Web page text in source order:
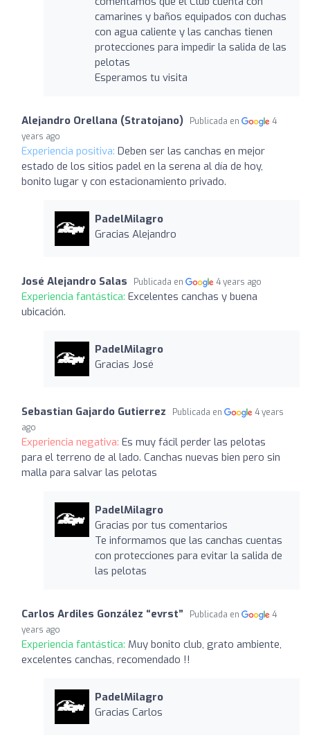
camarines y baños equipados con duchas
con agua caliente y las canchas tienen
protecciones para impedir la salida de las
pelotas
Esperamos tu visita
Alejandro Orellana (Stratojano) Publicada en
4
years ago
Experiencia positiva: Deben ser las canchas en mejor
estado de los sitios padel en la serena al día de hoy,
bonito lugar y con estacionamiento privado.
PadelMilagro
Gracias Alejandro
José Alejandro Salas Publicada en 4 years ago
Experiencia fantástica: Excelentes canchas y buena
ubicación.
PadelMilagro
Gracias José
Sebastian Gajardo Gutierrez Publicada en
4 years
ago
Experiencia negativa: Es muy fácil perder las pelotas
para el terreno de al lado. Canchas nuevas bien pero sin
malla para salvar las pelotas
PadelMilagro
Gracias por tus comentarios
Te informamos que las canchas cuentas
con protecciones para evitar la salida de
las pelotas
Carlos Ardiles González “evrst” Publicada en
4
years ago
Experiencia fantástica: Muy bonito club, grato ambiente,
excelentes canchas, recomendado !!
PadelMilagro
Gracias Carlos